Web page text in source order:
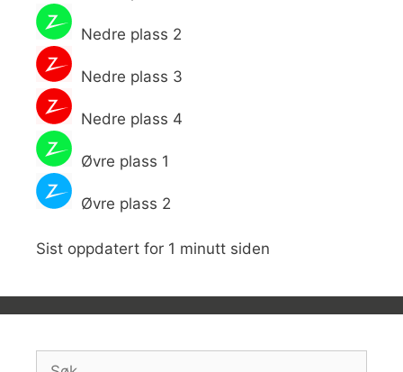
Nedre plass 2
Nedre plass 3
Nedre plass 4
Øvre plass 1
Øvre plass 2
Sist oppdatert for 1 minutt siden